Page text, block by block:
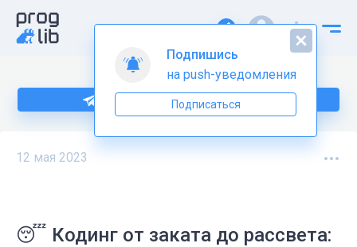
Подпишитесь на нас в Telegram
12 мая 2023
😴 Кодинг от заката до рассвета:
Подпишись
на push-уведомления
Подписаться